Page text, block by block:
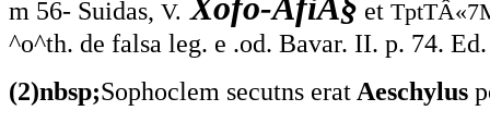
m 56- Suidas, V. Xofo-AfiÃ§ et
^o^th. de falsa leg. e .od. Bavar. II. p. 74.
(2)nbsp;Sophoclem secutns erat Aeschylus